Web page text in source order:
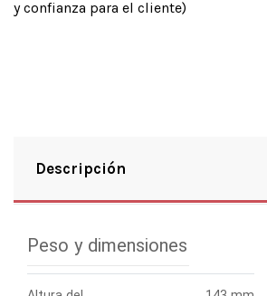
y confianza para el cliente)
Descripción
Peso y dimensiones